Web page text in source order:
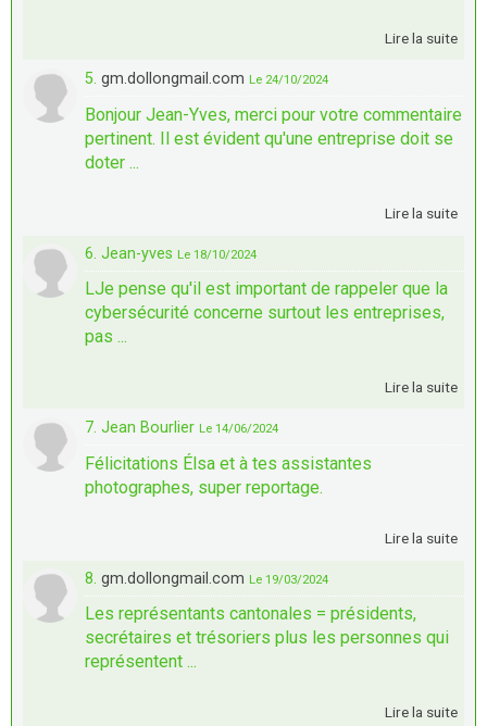
Lire la suite
5. gm.dollongmail.com Le 24/10/2024
Bonjour Jean-Yves, merci pour votre commentaire
pertinent. Il est évident qu'une entreprise doit se
doter ...
Lire la suite
6. Jean-yves Le 18/10/2024
LJe pense qu'il est important de rappeler que la
cybersécurité concerne surtout les entreprises,
pas ...
Lire la suite
7. Jean Bourlier Le 14/06/2024
Félicitations Élsa et à tes assistantes
photographes, super reportage.
Lire la suite
8. gm.dollongmail.com Le 19/03/2024
Les représentants cantonales = présidents,
secrétaires et trésoriers plus les personnes qui
représentent ...
Lire la suite